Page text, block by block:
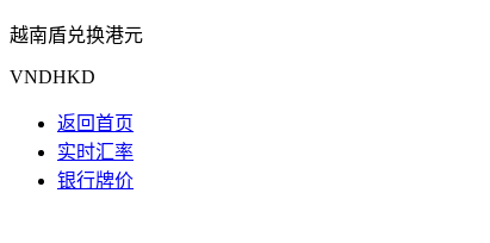
越南盾兑换港元
VNDHKD
返回首页
实时汇率
银行牌价